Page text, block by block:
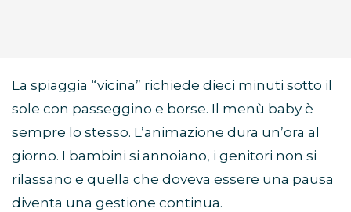
La spiaggia “vicina” richiede dieci minuti sotto il
sole con passeggino e borse. Il menù baby è
sempre lo stesso. L’animazione dura un’ora al
giorno. I bambini si annoiano, i genitori non si
rilassano e quella che doveva essere una pausa
diventa una gestione continua.